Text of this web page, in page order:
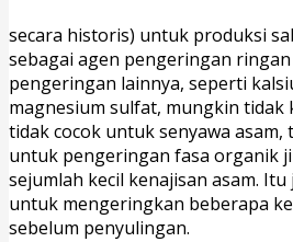
secara historis) untuk produksi
sebagai agen pengeringan
pengeringan lainnya, seperti
magnesium sulfat, mungkin tidak
tidak cocok untuk senyawa
untuk pengeringan fasa organik
sejumlah kecil kenajisan asam.
untuk mengeringkan beberapa
sebelum penyulingan.